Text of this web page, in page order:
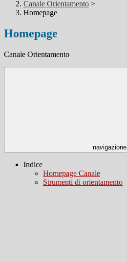
Canale Orientamento >
Homepage
Homepage
Canale Orientamento
navigazione
Indice
Homepage Canale
Strumenti di orientamento